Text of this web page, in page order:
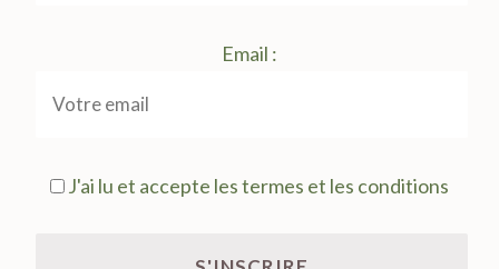
Email :
J'ai lu et accepte les termes et les conditions